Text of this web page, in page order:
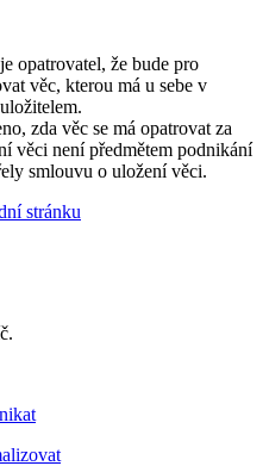
opatrovatel, že bude pro
věc, kterou má u sebe v
zda věc se má opatrovat za
věci není předmětem podnikání
smlouvu o uložení věci.
stránku